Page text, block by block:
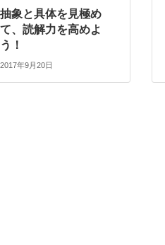
抽象と具体を見極め
て、読解力を高めよ
う！
2017年9月20日